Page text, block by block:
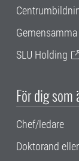
SLU Holding
För dig som
Chef/ledare
Doktorand